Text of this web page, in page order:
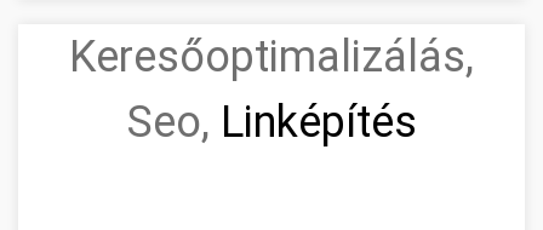
Keresőoptimalizálás,
Seo, Linképítés